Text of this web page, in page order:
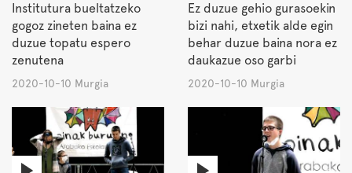
Institutura bueltatzeko
gogoz zineten baina ez
duzue topatu espero
zenutena
2020-10-10 Murgia
Ez duzue gehio gurasoekin
bizi nahi, etxetik alde egin
behar duzue baina nora ez
daukazue oso garbi
2020-10-10 Murgia